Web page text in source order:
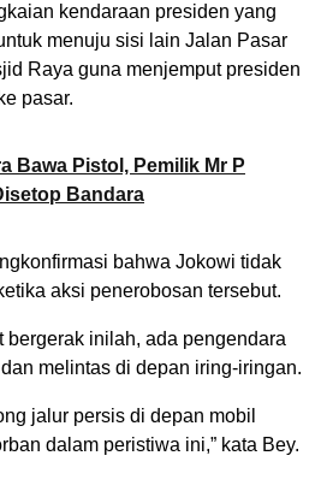
kendaraan presiden yang
menuju sisi lain Jalan Pasar
Raya guna menjemput presiden
pasar.
Bawa Pistol, Pemilik Mr P
Bandara
bahwa Jokowi tidak
aksi penerobosan tersebut.
bergerak inilah, ada pengendara
melintas di depan iring-iringan.
jalur persis di depan mobil
dalam peristiwa ini,” kata Bey.